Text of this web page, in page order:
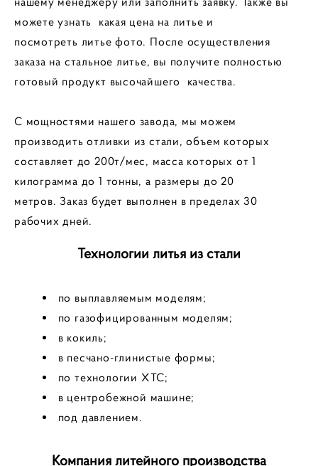
можете узнать какая цена на литье и
посмотреть литье фото. После осуществления
заказа на стальное литье, вы получите полностью
готовый продукт высочайшего качества.
С мощностями нашего завода, мы можем
производить отливки из стали, объем которых
составляет до 200т/мес, масса которых от 1
килограмма до 1 тонны, а размеры до 20
метров. Заказ будет выполнен в пределах 30
рабочих дней.
Технологии литья из стали
по выплавляемым моделям;
по газофицированным моделям;
в кокиль;
в песчано-глинистые формы;
по технологии ХТС;
в центробежной машине;
под давлением.
Компания литейного производства